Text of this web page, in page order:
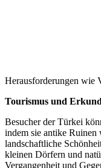
Herausforderungen wie
Tourismus und
Besucher der Türkei
indem sie antike Ruinen
landschaftliche
kleinen Dörfern und
Vergangenheit und